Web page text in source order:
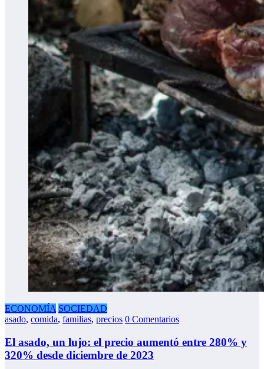
ECONOMÍA SOCIEDAD
asado, comida, familias, precios 0 Comentarios
El asado, un lujo: el precio aumentó entre 280% y
320% desde diciembre de 2023